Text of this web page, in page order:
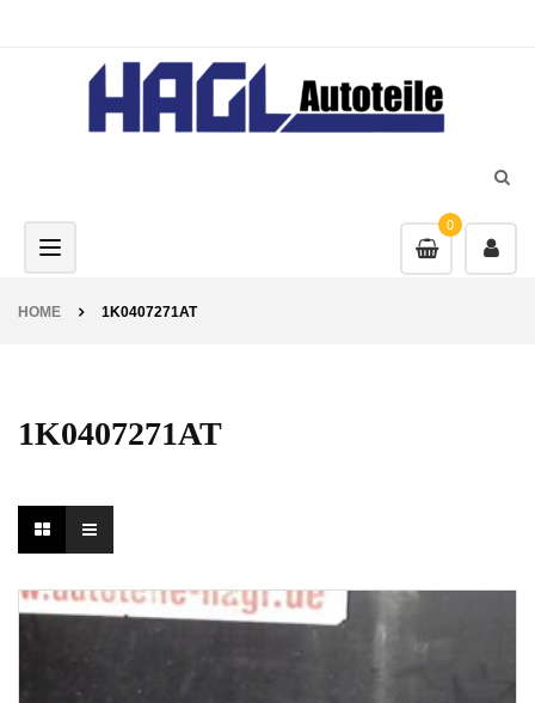
0
Toggle navigation
HOME 1K0407271AT
1K0407271AT